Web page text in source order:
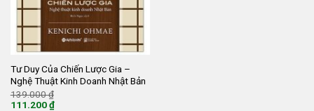
Tư Duy Của Chiến Lược Gia –
Nghệ Thuật Kinh Doanh Nhật Bản
139.000₫
111.200₫